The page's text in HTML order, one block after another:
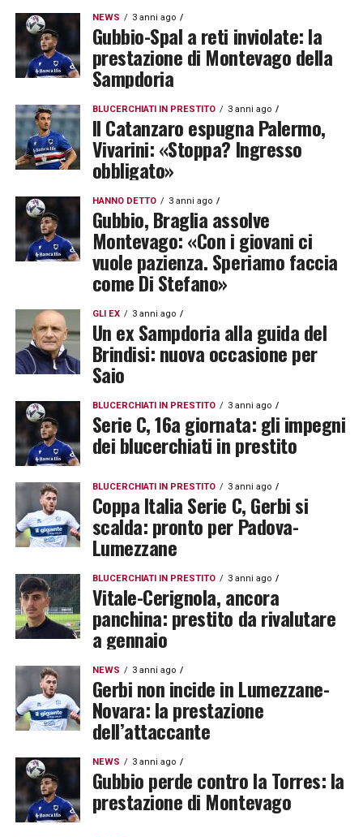
NEWS 3 anni ago
Gubbio-Spal a reti inviolate: la
prestazione di Montevago della
Sampdoria
BLUCERCHIATI IN PRESTITO 3 anni ago
Il Catanzaro espugna Palermo,
Vivarini: «Stoppa? Ingresso
obbligato»
HANNO DETTO 3 anni ago
Gubbio, Braglia assolve
Montevago: «Con i giovani ci
vuole pazienza. Speriamo faccia
come Di Stefano»
GLI EX 3 anni ago
Un ex Sampdoria alla guida del
Brindisi: nuova occasione per
Saio
BLUCERCHIATI IN PRESTITO 3 anni ago
Serie C, 16a giornata: gli impegni
dei blucerchiati in prestito
BLUCERCHIATI IN PRESTITO 3 anni ago
Coppa Italia Serie C, Gerbi si
scalda: pronto per Padova-
Lumezzane
BLUCERCHIATI IN PRESTITO 3 anni ago
Vitale-Cerignola, ancora
panchina: prestito da rivalutare
a gennaio
NEWS 3 anni ago
Gerbi non incide in Lumezzane-
Novara: la prestazione
dell’attaccante
NEWS 3 anni ago
Gubbio perde contro la Torres: la
prestazione di Montevago